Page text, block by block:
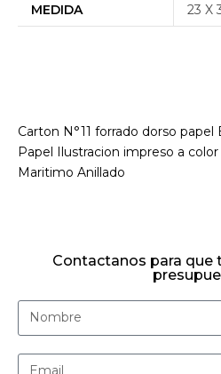
MEDIDA 23 X
Carton N°11 forrado dorso
Papel Ilustracion impreso a
Maritimo Anillado
Contactanos para que